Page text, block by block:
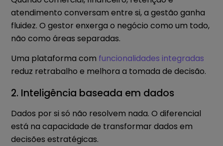
atendimento conversam entre si, a gestão ganha
fluidez. O gestor enxerga o negócio como um todo,
não como áreas separadas.
Uma plataforma com funcionalidades integradas
reduz retrabalho e melhora a tomada de decisão.
2. Inteligência baseada em dados
Dados por si só não resolvem nada. O diferencial
está na capacidade de transformar dados em
decisões estratégicas.